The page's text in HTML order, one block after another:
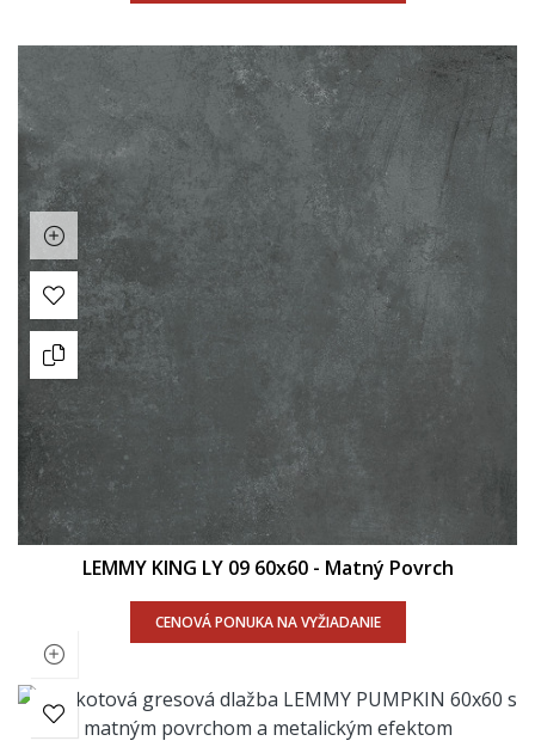
LEMMY KING LY 09 60x60 - Matný Povrch
CENOVÁ PONUKA NA VYŽIADANIE